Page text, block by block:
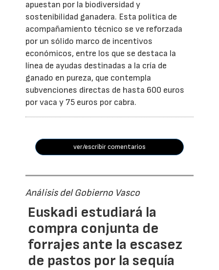
apuestan por la biodiversidad y
sostenibilidad ganadera. Esta política de
acompañamiento técnico se ve reforzada
por un sólido marco de incentivos
económicos, entre los que se destaca la
línea de ayudas destinadas a la cría de
ganado en pureza, que contempla
subvenciones directas de hasta 600 euros
por vaca y 75 euros por cabra.
ver/escribir comentarios
Análisis del Gobierno Vasco
Euskadi estudiará la
compra conjunta de
forrajes ante la escasez
de pastos por la sequía